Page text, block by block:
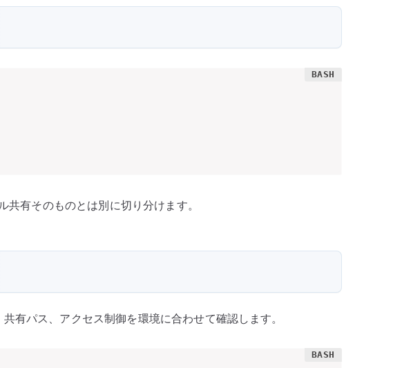
有そのものとは別に切り分けます。
有パス、アクセス制御を環境に合わせて確認します。